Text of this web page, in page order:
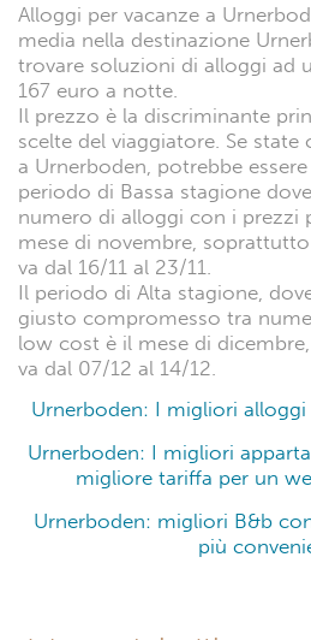
Alloggi per vacanze a
media nella destinazione
trovare soluzioni di alloggi ad
167 euro a notte.
Il prezzo è la discriminante
scelte del viaggiatore. Se
a Urnerboden, potrebbe
periodo di Bassa stagione
numero di alloggi con i prezzi
mese di novembre,
va dal 16/11 al 23/11.
Il periodo di Alta stagione,
giusto compromesso tra
low cost è il mese di
va dal 07/12 al 14/12.
Urnerboden: I migliori
Urnerboden: I migliori
migliore tariffa per un
Urnerboden: migliori B&b
più